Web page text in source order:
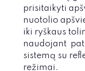
prisitaikyti
nuotolio
iki ryškaus
naudojant
sistemą su
režimai.